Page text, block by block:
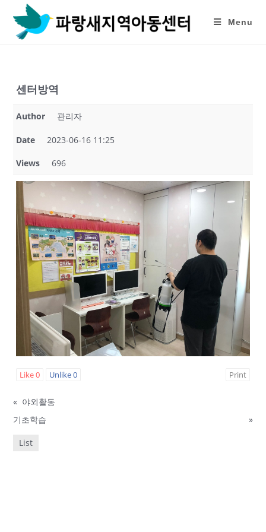
content
Menu
센터방역
Author 관리자
Date 2023-06-16 11:25
Views 696
Like0 Unlike0 Print
« 야외활동
기초학습
»
List